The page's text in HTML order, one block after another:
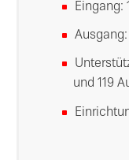
Eingang:
Ausgang:
und 119